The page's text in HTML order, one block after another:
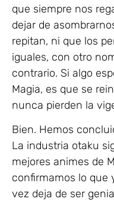
que siempre nos
dejar de
repitan, ni que los
iguales, con otro
contrario. Si algo
Magia, es que se
nunca pierden la
Bien. Hemos
La industria otaku
mejores animes de
confirmamos lo que
vez deja de ser